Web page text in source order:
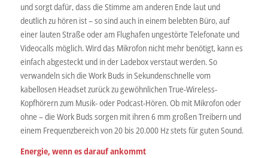
und sorgt dafür, dass die Stimme am anderen Ende laut und
deutlich zu hören ist – so sind auch in einem belebten Büro, auf
einer lauten Straße oder am Flughafen ungestörte Telefonate und
Videocalls möglich. Wird das Mikrofon nicht mehr benötigt, kann es
einfach abgesteckt und in der Ladebox verstaut werden. So
verwandeln sich die Work Buds in Sekundenschnelle vom
kabellosen Headset zurück zu gewöhnlichen True-Wireless-
Kopfhörern zum Musik- oder Podcast-Hören. Ob mit Mikrofon oder
ohne – die Work Buds sorgen mit ihren 6 mm großen Treibern und
einem Frequenzbereich von 20 bis 20.000 Hz stets für guten Sound.
Energie, wenn es darauf ankommt